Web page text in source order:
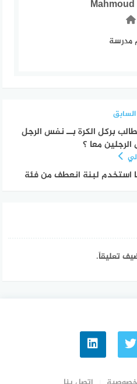
مدرسة
السابق
بركل الكرة بــ نفس الرجل
الرجلين معا ؟
استخدم لبنة انعطف من فئة
تعليقاً.